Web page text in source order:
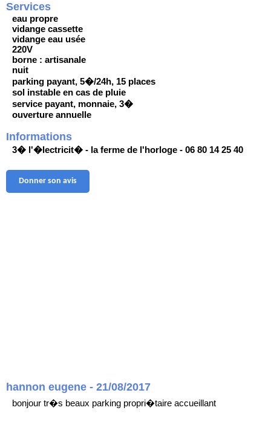
Services
eau propre
vidange cassette
vidange eau usée
220V
borne : artisanale
nuit
parking payant, 5�/24h, 15 places
sol instable en cas de pluie
service payant, monnaie, 3�
ouverture annuelle
Informations
3� l'�lectricit� - la ferme de l'horloge - 06 80 14 25 40
Donner son avis
hannon eugene - 21/08/2017
bonjour tr�s beaux parking propri�taire accueillant